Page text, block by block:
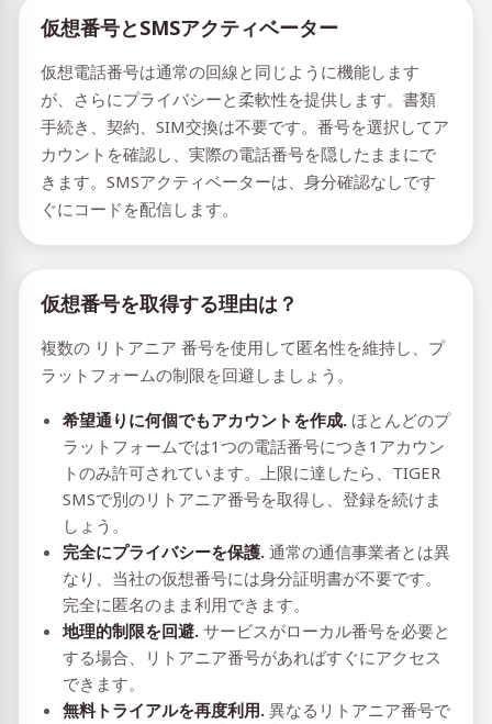
仮想番号とSMSアクティベーター
仮想電話番号は通常の回線と同じように機能します
が、さらにプライバシーと柔軟性を提供します。書類
手続き、契約、SIM交換は不要です。番号を選択してア
カウントを確認し、実際の電話番号を隠したままにで
きます。SMSアクティベーターは、身分確認なしです
ぐにコードを配信します。
仮想番号を取得する理由は？
複数の リトアニア 番号を使用して匿名性を維持し、プ
ラットフォームの制限を回避しましょう。
希望通りに何個でもアカウントを作成. ほとんどのプ
ラットフォームでは1つの電話番号につき1アカウン
トのみ許可されています。上限に達したら、TIGER
SMSで別のリトアニア番号を取得し、登録を続けま
しょう。
完全にプライバシーを保護. 通常の通信事業者とは異
なり、当社の仮想番号には身分証明書が不要です。
完全に匿名のまま利用できます。
地理的制限を回避. サービスがローカル番号を必要と
する場合、リトアニア番号があればすぐにアクセス
できます。
無料トライアルを再度利用. 異なるリトアニア番号で